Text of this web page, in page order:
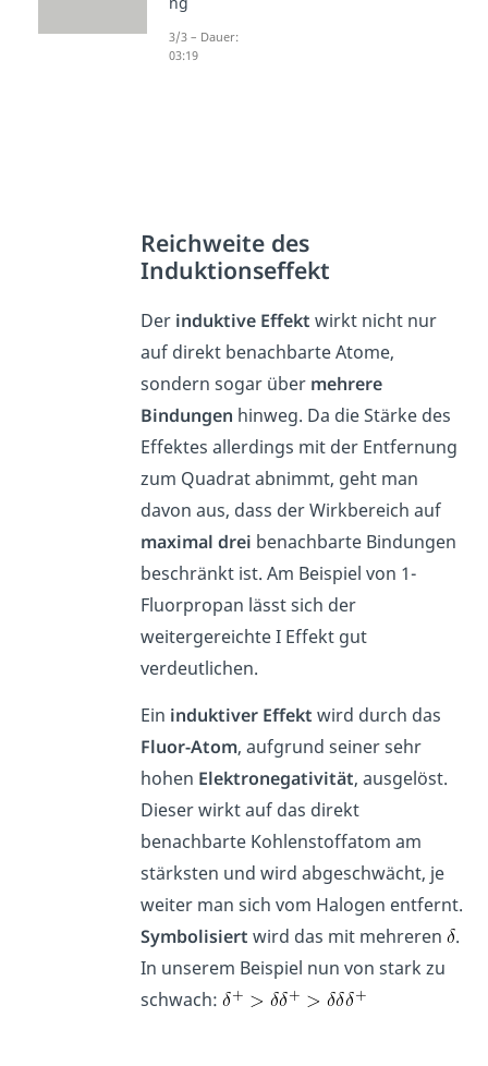
Reichweite des
Induktionseffekt
Der induktive Effekt wirkt nicht nur
auf direkt benachbarte Atome,
sondern sogar über mehrere
Bindungen hinweg. Da die Stärke des
Effektes allerdings mit der Entfernung
zum Quadrat abnimmt, geht man
davon aus, dass der Wirkbereich auf
maximal drei benachbarte Bindungen
beschränkt ist. Am Beispiel von 1-
Fluorpropan lässt sich der
weitergereichte I Effekt gut
verdeutlichen.
Ein induktiver Effekt wird durch das
Fluor-Atom, aufgrund seiner sehr
hohen Elektronegativität, ausgelöst.
Dieser wirkt auf das direkt
benachbarte Kohlenstoffatom am
stärksten und wird abgeschwächt, je
weiter man sich vom Halogen entfernt.
Symbolisiert wird das mit mehreren .
In unserem Beispiel nun von stark zu
schwach:
3/3 – Dauer:
03:19